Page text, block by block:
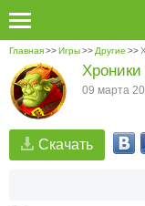
Главная>>Игры>> Другие >>
Скачать
Хроники
09 марта